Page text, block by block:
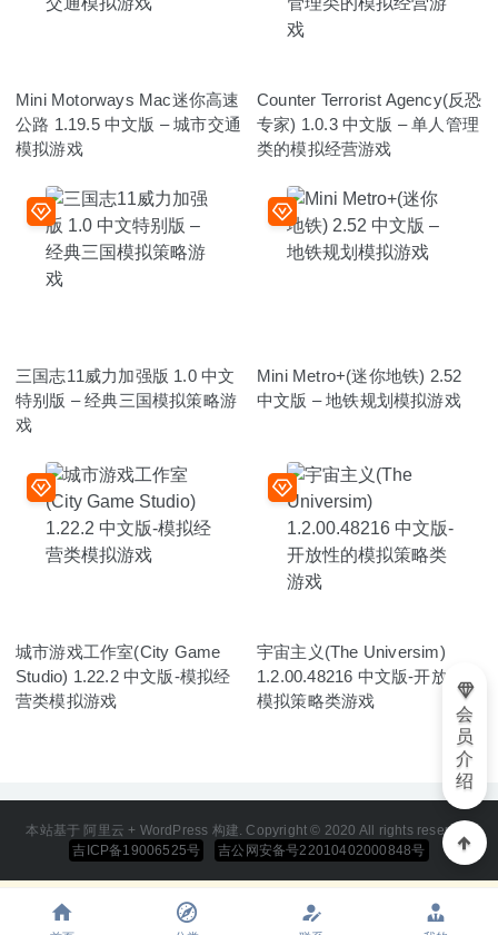
Mini Motorways Mac迷你高速
公路 1.19.5 中文版 – 城市交通
模拟游戏
Counter Terrorist Agency(反恐
专家) 1.0.3 中文版 – 单人管理
类的模拟经营游戏
三国志11威力加强版 1.0 中文
特别版 – 经典三国模拟策略游
戏
Mini Metro+(迷你地铁) 2.52
中文版 – 地铁规划模拟游戏
城市游戏工作室(City Game
Studio) 1.22.2 中文版-模拟经
营类模拟游戏
宇宙主义(The Universim)
1.2.00.48216 中文版-开放性的
模拟策略类游戏
本站基于 阿里云 + WordPress 构建. Copyright © 2020 All rights reserved
吉ICP备19006525号
吉公网安备号22010402000848号
会
员
介
绍